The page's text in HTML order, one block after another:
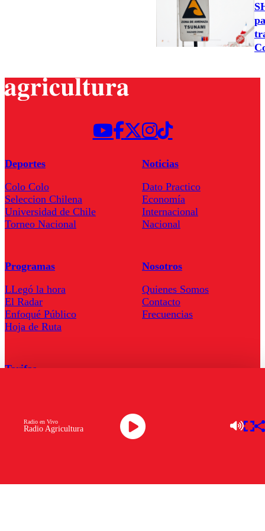
Radio Agricultura
Radio en Vivo
Deportes
Colo Colo
Seleccion Chilena
Universidad de Chile
Torneo Nacional
Noticias
Dato Practico
Economía
Internacional
Nacional
Programas
LLegó la hora
El Radar
Enfoqué Público
Hoja de Ruta
Nosotros
Quienes Somos
Contacto
Frecuencias
Tarifas
Descarga la APP